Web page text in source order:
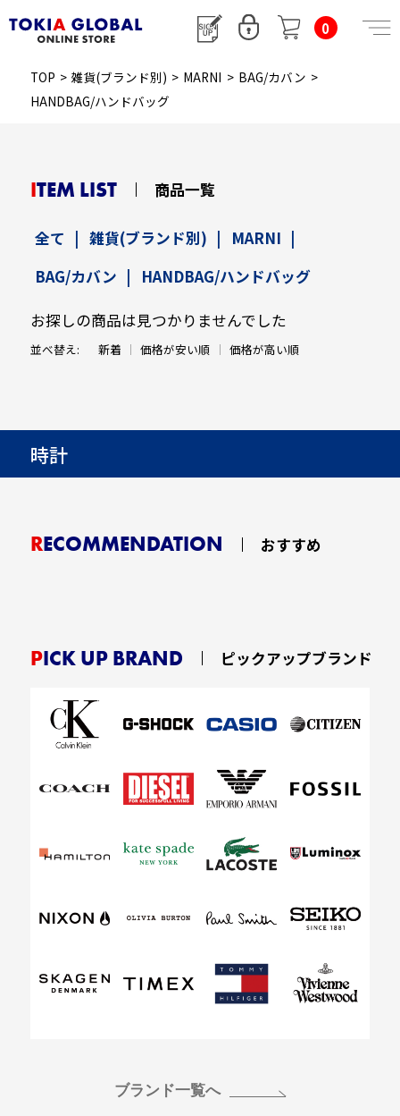
0
TOP > 雑貨(ブランド別) > MARNI > BAG/カバン >
HANDBAG/ハンドバッグ
ITEM LIST 商品一覧
全て | 雑貨(ブランド別) | MARNI |
BAG/カバン | HANDBAG/ハンドバッグ
お探しの商品は見つかりませんでした
並べ替え: 新着 価格が安い順 価格が高い順
時計
RECOMMENDATION おすすめ
PICK UP BRAND ピックアップブランド
ブランド一覧へ